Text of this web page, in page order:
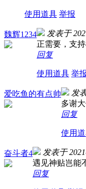
使用道具 举报
魏辉1234 发表于
正需要，支
回复
使用道具 举
爱吃鱼的有点帅 发
多谢
回复
使用
奋斗者4 发表于
遇见神贴岂能
回复